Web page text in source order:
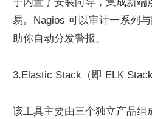
易。Nagios 可以审计一系列
助你自动分发警报。
3.Elastic Stack（即 ELK Stack
该工具主要由三个独立产品组